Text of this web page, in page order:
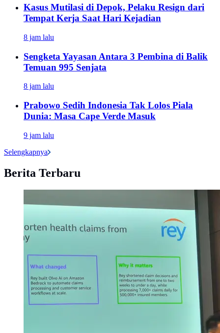
Kasus Mutilasi di Depok, Pelaku Resign dari
Tempat Kerja Saat Hari Kejadian
8 jam lalu
Sengketa Yayasan Antara 3 Pembina di Balik
Temuan 995 Senjata
8 jam lalu
Prabowo Sedih Indonesia Tak Lolos Piala
Dunia: Masa Cape Verde Masuk
9 jam lalu
Selengkapnya
Berita Terbaru